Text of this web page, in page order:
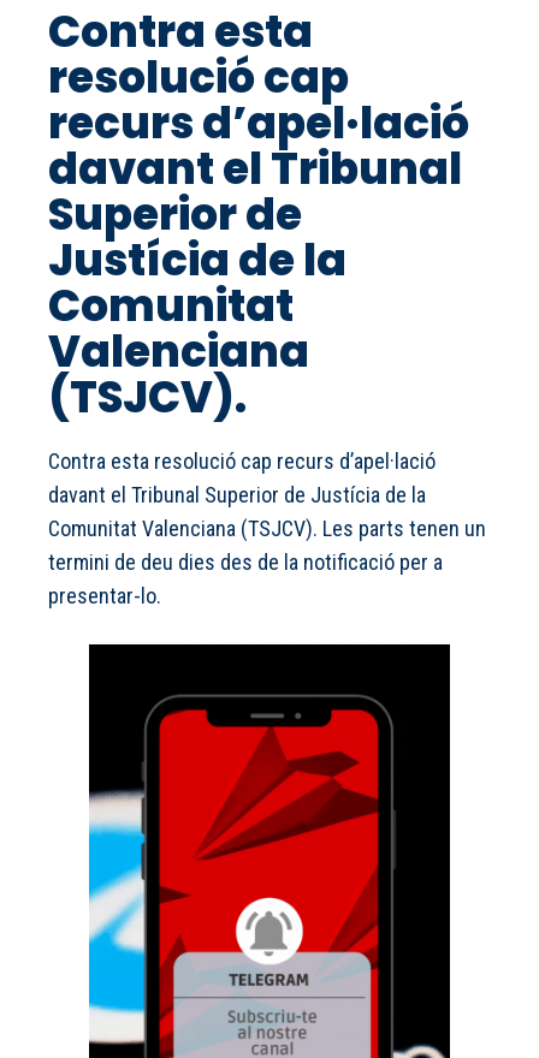
Contra esta
resolució cap
recurs d’apel·lació
davant el Tribunal
Superior de
Justícia de la
Comunitat
Valenciana
(TSJCV).
Contra esta resolució cap recurs d’apel·lació
davant el Tribunal Superior de Justícia de la
Comunitat Valenciana (TSJCV). Les parts tenen un
termini de deu dies des de la notificació per a
presentar-lo.